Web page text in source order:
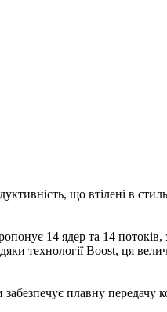
що втілені в
14 ядер та 14 потоків,
технології Boost, ця
плавну передачу